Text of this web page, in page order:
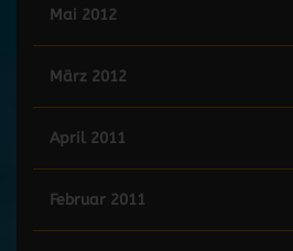
Mai 2012
März 2012
April 2011
Februar 2011